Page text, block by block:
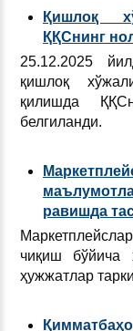
Қишлоқ
ҚҚСнинг
25.12.2025
қишлоқ
қилишда
белгиланди.
равишда
чиқиш бўйича
ҳужжатлар